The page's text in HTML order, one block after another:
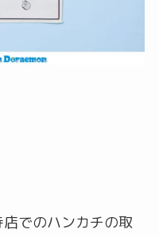
店でのハンカチの取